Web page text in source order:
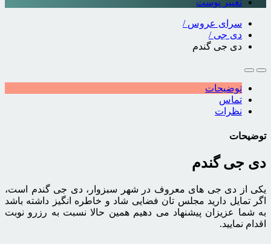
تغییر پوست
سرای عروس /
دی جی /
دی جی گندم
توضیحات
تماس
نظرات
توضیحات
دی جی گندم
یکی از دی جی های معروف در شهر سبزوار، دی جی گندم است،
اگر تمایل دارید مجلس تان فضایی شاد و خاطره انگیز داشته باشد
به شما عزیزان پیشنهاد می دهیم همین حالا نسبت به رزرو نوبت
اقدام نمایید.